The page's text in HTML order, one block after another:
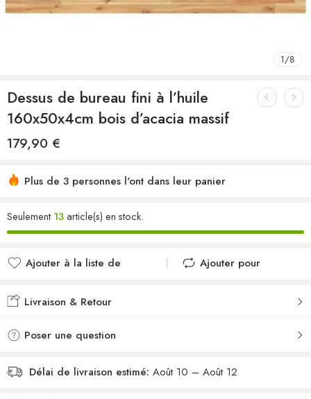
1/8
Dessus de bureau fini à l’huile
160x50x4cm bois d’acacia massif
179,90 €
Plus de 3 personnes l'ont dans leur panier
Seulement 13article(s) en stock.
Ajouter à la liste de
Ajouté à la liste de
Ajouter pour
Livraison & Retour
Poser une question
Délai de livraison estimé: Août 10 – Août 12